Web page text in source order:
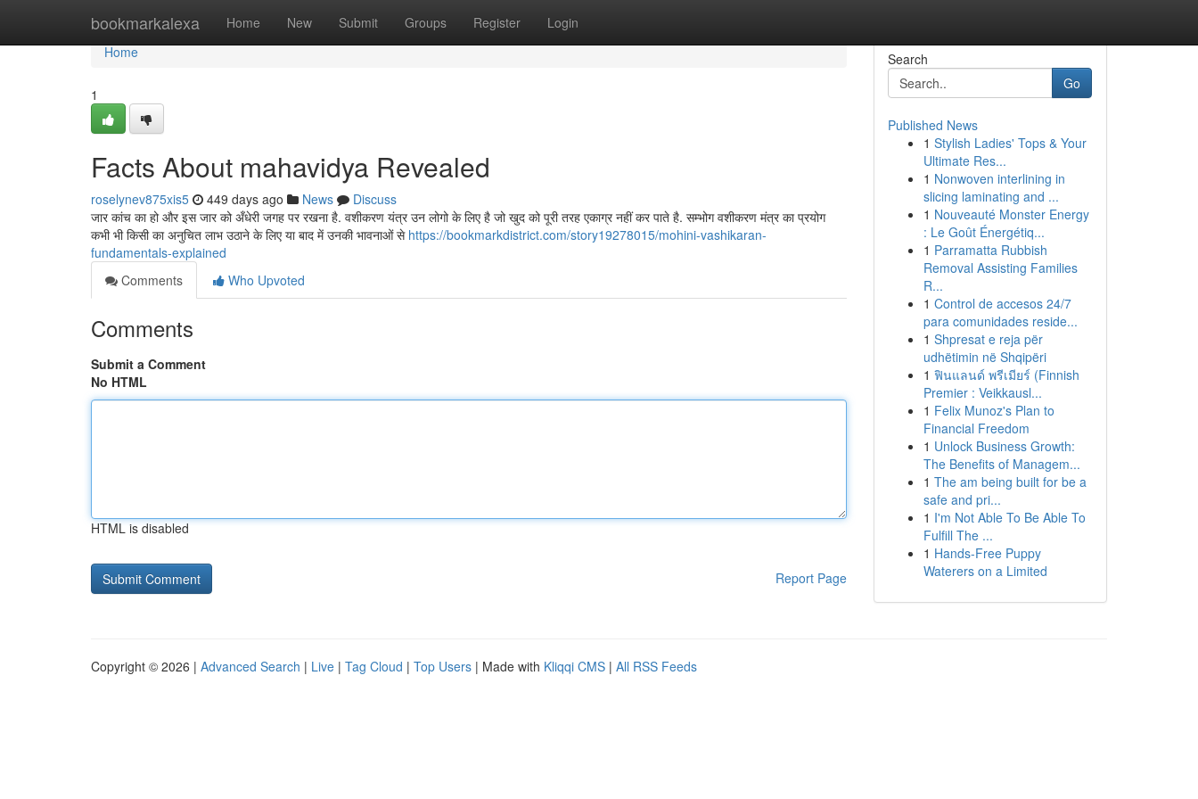
bookmarkalexa Home New Submit Groups Register Login
Home
Home
1
Facts About mahavidya Revealed
roselynev875xis5 449 days ago News
Discuss
जार कांच का हो और इस जार को अँधेरी जगह पर रखना है. वशीकरण यंत्र उन लोगो के लिए है जो खुद को पूरी तरह एकाग्र नहीं कर पाते है. सम्भोग वशीकरण मंत्र का प्रयोग
कभी भी किसी का अनुचित लाभ उठाने के लिए या बाद में उनकी भावनाओं से https://bookmarkdistrict.com/story19278015/mohini-vashikaran-
fundamentals-explained
Comments
Who Upvoted
Comments
Submit a Comment
No HTML
HTML is disabled
Report Page
Search
Go
Published News
1 Stylish Ladies' Tops & Your
Ultimate Res...
1 Nonwoven interlining in
slicing laminating and ...
1 Nouveauté Monster Energy
: Le Goût Énergétiq...
1 Parramatta Rubbish
Removal Assisting Families
R...
1 Control de accesos 24/7
para comunidades reside...
1 Shpresat e reja për
udhëtimin në Shqipëri
1 ฟินแลนด์ พรีเมียร์ (Finnish
Premier : Veikkausl...
1 Felix Munoz's Plan to
Financial Freedom
1 Unlock Business Growth:
The Benefits of Managem...
1 The am being built for be a
safe and pri...
1 I'm Not Able To Be Able To
Fulfill The ...
1 Hands-Free Puppy
Waterers on a Limited
Copyright © 2026 | Advanced Search | Live | Tag Cloud | Top Users | Made with Kliqqi CMS | All RSS Feeds